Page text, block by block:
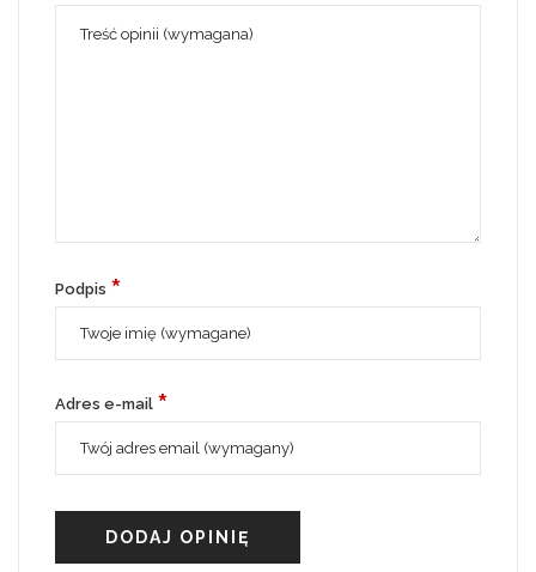
Podpis *
Adres e-mail *
DODAJ OPINIĘ